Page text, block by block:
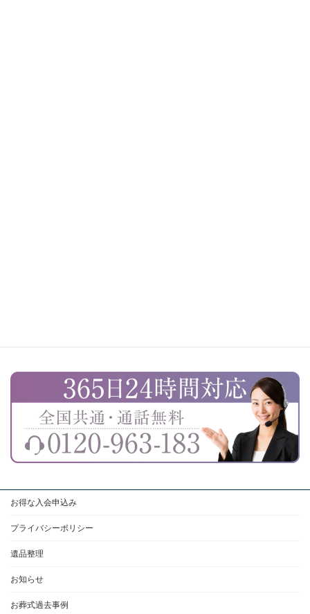
お得な入会申込み
プライバシーポリシー
遺品整理
お知らせ
お葬式過去事例